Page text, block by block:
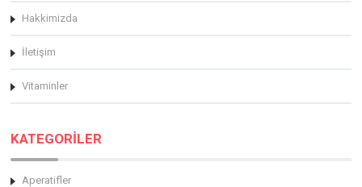
Hakkimizda
İletişim
Vitaminler
KATEGORİLER
Aperatifler